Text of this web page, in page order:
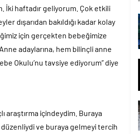
İki haftadır geliyorum. Çok etkili
dışarıdan bakıldığı kadar kolay
için gerçekten bebeğimize
adaylarına, hem bilinçli anne
Okulu’nu tavsiye ediyorum” diye
araştırma içindeydim. Buraya
ve buraya gelmeyi tercih